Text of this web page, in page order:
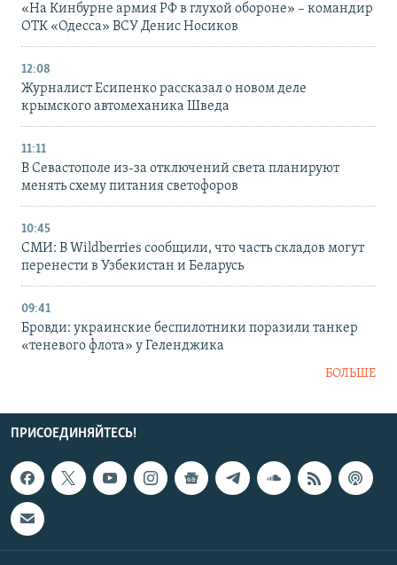
«На Кинбурне армия РФ в глухой обороне» – командир
ОТК «Одесса» ВСУ Денис Носиков
12:08
Журналист Есипенко рассказал о новом деле
крымского автомеханика Шведа
11:11
В Севастополе из-за отключений света планируют
менять схему питания светофоров
10:45
СМИ: В Wildberries сообщили, что часть складов могут
перенести в Узбекистан и Беларусь
09:41
Бровди: украинские беспилотники поразили танкер
«теневого флота» у Геленджика
БОЛЬШЕ
ПРИСОЕДИНЯЙТЕСЬ!